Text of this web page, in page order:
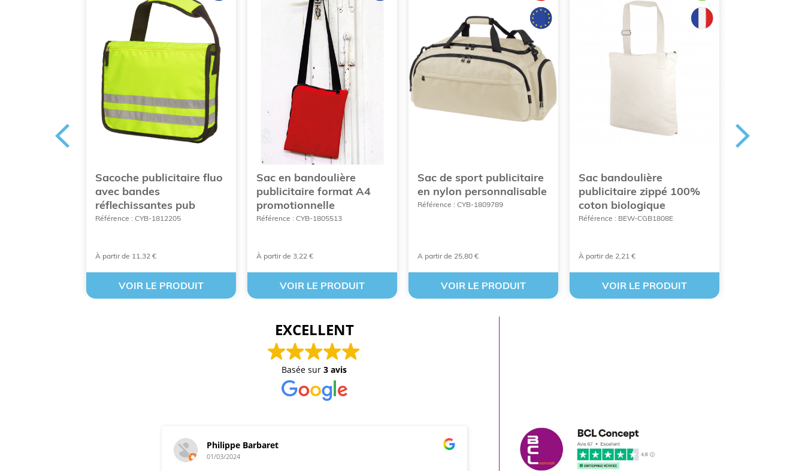
Sacoche publicitaire fluo
avec bandes
réflechissantes pub
Référence : CYB-1812205
À partir de 11,32 €
VOIR LE PRODUIT
Sac en bandoulière
publicitaire format A4
promotionnelle
Référence : CYB-1805513
À partir de 3,22 €
VOIR LE PRODUIT
Sac de sport publicitaire
en nylon personnalisable
Référence : CYB-1809789
A partir de 25,80 €
VOIR LE PRODUIT
Sac bandoulière
publicitaire zippé 100%
coton biologique
Référence : BEW-CGB1808E
À partir de 2,21 €
VOIR LE PRODUIT
EXCELLENT
Basée sur3 avis
Philippe Barbaret
01/03/2024
marcus leleu
21/03/2018